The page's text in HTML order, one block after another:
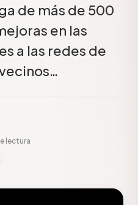
de más de 500
en las
a las redes de
lectura